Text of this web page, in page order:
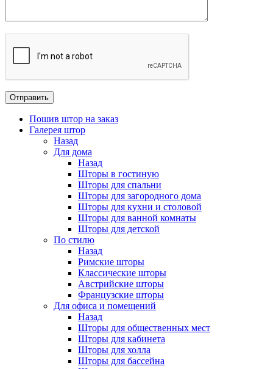
Пошив штор на заказ
Галерея штор
Назад
Для дома
Назад
Шторы в гостиную
Шторы для спальни
Шторы для загородного дома
Шторы для кухни и столовой
Шторы для ванной комнаты
Шторы для детской
По стилю
Назад
Римские шторы
Классические шторы
Австрийские шторы
Французские шторы
Для офиса и помещений
Назад
Шторы для общественных мест
Шторы для кабинета
Шторы для холла
Шторы для бассейна